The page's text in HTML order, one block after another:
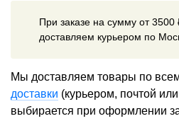
При заказе на сумму от 3500
доставляем курьером по
Мы доставляем товары по
доставки (курьером, почтой
выбирается при оформлении